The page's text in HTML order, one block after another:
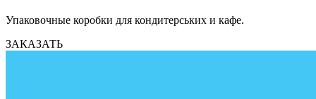
Упаковочные коробки для кондитерських и кафе.
ЗАКАЗАТЬ